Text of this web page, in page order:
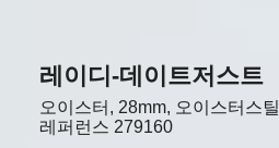
레이디-데이트저스트
오이스터, 28mm, 오이스터스틸
레퍼런스 279160